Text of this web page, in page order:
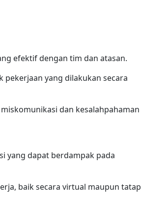
efektif dengan tim dan atasan.
yang dilakukan secara
dan kesalahpahaman
yang dapat berdampak pada
baik secara virtual maupun tatap